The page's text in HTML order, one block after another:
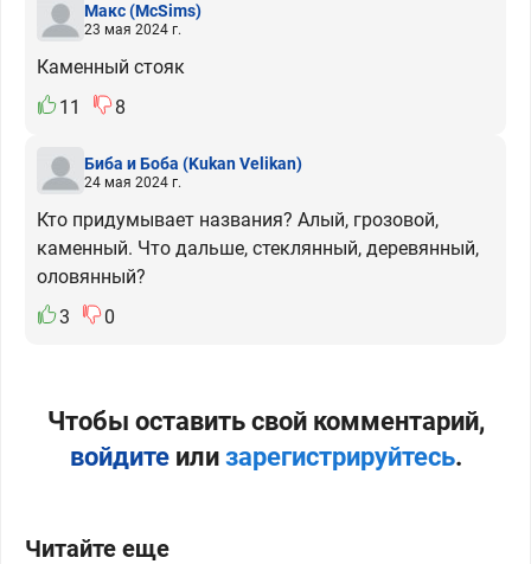
Макс(McSims)
23 мая 2024 г.
Каменный стояк
11
8
Биба и Боба (Kukan Velikan)
24 мая 2024 г.
Кто придумывает названия? Алый, грозовой,
каменный. Что дальше, стеклянный, деревянный,
оловянный?
3
0
Чтобы оставить свой комментарий,
войдитеили зарегистрируйтесь.
Читайте еще